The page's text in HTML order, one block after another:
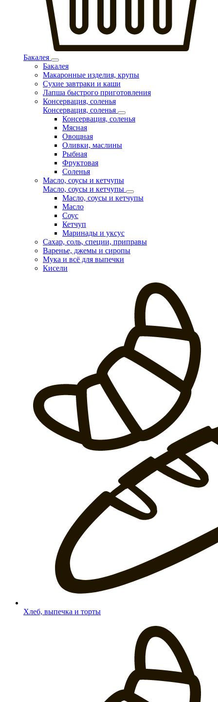
Бакалея
Бакалея
Макаронные изделия, крупы
Сухие завтраки и каши
Лапша быстрого приготовления
Консервация, соленья
Консервация, соленья
Консервация, соленья
Мясная
Овощная
Оливки, маслины
Рыбная
Фруктовая
Соленья
Масло, соусы и кетчупы
Масло, соусы и кетчупы
Масло, соусы и кетчупы
Масло
Соус
Кетчуп
Маринады и уксус
Сахар, соль, специи, приправы
Варенье, джемы и сиропы
Мука и всё для выпечки
Кисели
Хлеб, выпечка и торты